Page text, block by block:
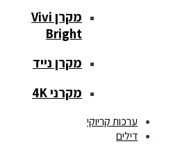
מקרן Vivi
Bright
מקרן נייד
מקרני 4K
ערכות קריוקי
דילים